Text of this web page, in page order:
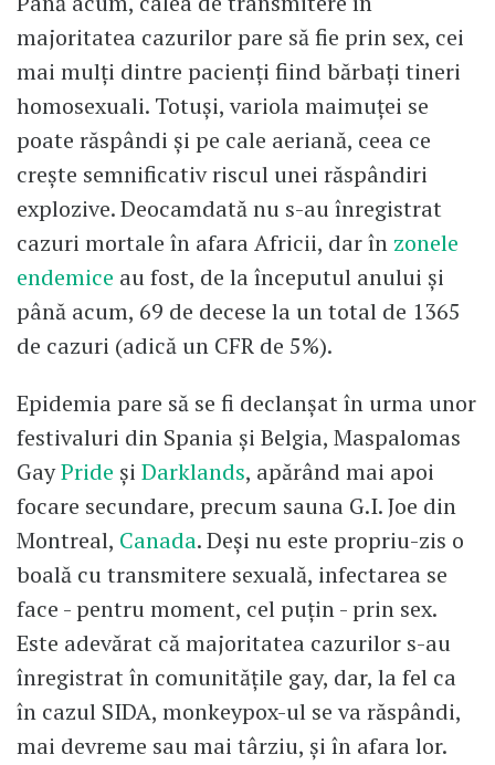
majoritatea cazurilor pare să fie prin sex, cei
mai mulți dintre pacienți fiind bărbați tineri
homosexuali. Totuși, variola maimuței se
poate răspândi și pe cale aeriană, ceea ce
crește semnificativ riscul unei răspândiri
explozive. Deocamdată nu s-au înregistrat
cazuri mortale în afara Africii, dar în zonele
endemice au fost, de la începutul anului și
până acum, 69 de decese la un total de 1365
de cazuri (adică un CFR de 5%).
Epidemia pare să se fi declanșat în urma unor
festivaluri din Spania și Belgia, Maspalomas
GayPride și Darklands, apărând mai apoi
focare secundare, precum sauna G.I. Joe din
Montreal, Canada. Deși nu este propriu-zis o
boală cu transmitere sexuală, infectarea se
face - pentru moment, cel puțin - prin sex.
Este adevărat că majoritatea cazurilor s-au
înregistrat în comunitățile gay, dar, la fel ca
în cazul SIDA, monkeypox-ul se va răspândi,
mai devreme sau mai târziu, și în afara lor.